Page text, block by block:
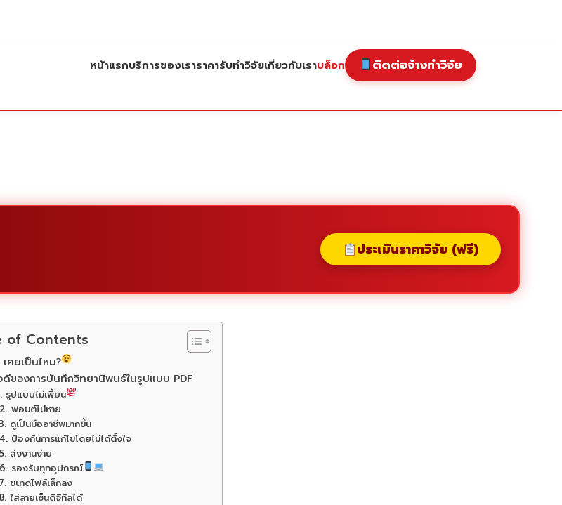
หน้าแรกบริการของเราราคารับทำวิจัยเกี่ยวกับเราบล็อก ติดต่อจ้างทำวิจัย
ประเมินราคาวิจัย (ฟรี)
of Contents
คยเป็นไหม?
ดีของการบันทึกวิทยานิพนธ์ในรูปแบบ PDF
รูปแบบไม่เพี้ยน
2. ฟอนต์ไม่หาย
ดูเป็นมืออาชีพมากขึ้น
4. ป้องกันการแก้ไขโดยไม่ได้ตั้งใจ
5. ส่งงานง่าย
6. รองรับทุกอุปกรณ์
7. ขนาดไฟล์เล็กลง
8. ใส่ลายเซ็นดิจิทัลได้